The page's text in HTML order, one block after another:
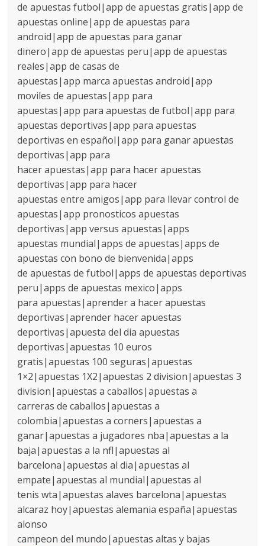
de apuestas futbol|app de apuestas gratis|app de
apuestas online|app de apuestas para
android|app de apuestas para ganar
dinero|app de apuestas peru|app de apuestas
reales|app de casas de
apuestas|app marca apuestas android|app
moviles de apuestas|app para
apuestas|app para apuestas de futbol|app para
apuestas deportivas|app para apuestas
deportivas en español|app para ganar apuestas
deportivas|app para
hacer apuestas|app para hacer apuestas
deportivas|app para hacer
apuestas entre amigos|app para llevar control de
apuestas|app pronosticos apuestas
deportivas|app versus apuestas|apps
apuestas mundial|apps de apuestas|apps de
apuestas con bono de bienvenida|apps
de apuestas de futbol|apps de apuestas deportivas
peru|apps de apuestas mexico|apps
para apuestas|aprender a hacer apuestas
deportivas|aprender hacer apuestas
deportivas|apuesta del dia apuestas
deportivas|apuestas 10 euros
gratis|apuestas 100 seguras|apuestas
1×2|apuestas 1X2|apuestas 2 division|apuestas 3
division|apuestas a caballos|apuestas a
carreras de caballos|apuestas a
colombia|apuestas a corners|apuestas a
ganar|apuestas a jugadores nba|apuestas a la
baja|apuestas a la nfl|apuestas al
barcelona|apuestas al dia|apuestas al
empate|apuestas al mundial|apuestas al
tenis wta|apuestas alaves barcelona|apuestas
alcaraz hoy|apuestas alemania españa|apuestas
alonso
campeon del mundo|apuestas altas y bajas